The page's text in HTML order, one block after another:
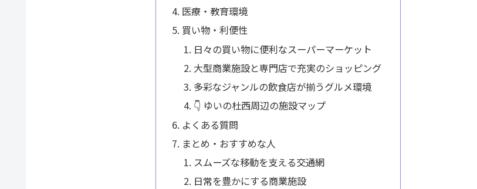
医療・教育環境
買い物・利便性
日々の買い物に便利なスーパーマーケット
大型商業施設と専門店で充実のショッピング
多彩なジャンルの飲食店が揃うグルメ環境
👇 ゆいの杜西周辺の施設マップ
よくある質問
まとめ・おすすめな人
スムーズな移動を支える交通網
日常を豊かにする商業施設